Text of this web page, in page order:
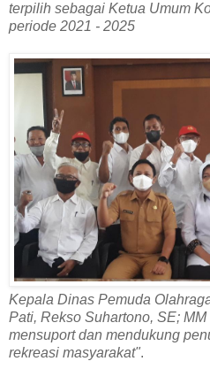
terpilih sebagai Ketua Umum
periode 2021 - 2025
Kepala Dinas Pemuda
Pati, Rekso Suhartono, SE;
mensuport dan mendukung
rekreasi masyarakat".